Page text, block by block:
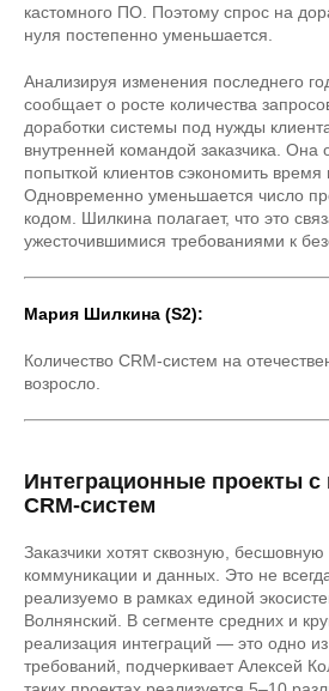
кастомного ПО. Поэтому спрос на
нуля постепенно уменьшается.
Анализируя изменения последнего
сообщает о росте количества
доработки системы под нужды
внутренней командой заказчика. Она
попыткой клиентов сэкономить время
Одновременно уменьшается число
кодом. Шилкина полагает, что это
ужесточившимися требованиями к
Мария Шилкина (S2):
Количество CRM-систем на
возросло.
Интеграционные проекты
CRM-систем
Заказчики хотят сквозную,
коммуникации и данных. Это не
реализуемо в рамках единой
Волнянский. В сегменте средних и
реализация интеграций — это одно
требований, подчеркивает Алексей